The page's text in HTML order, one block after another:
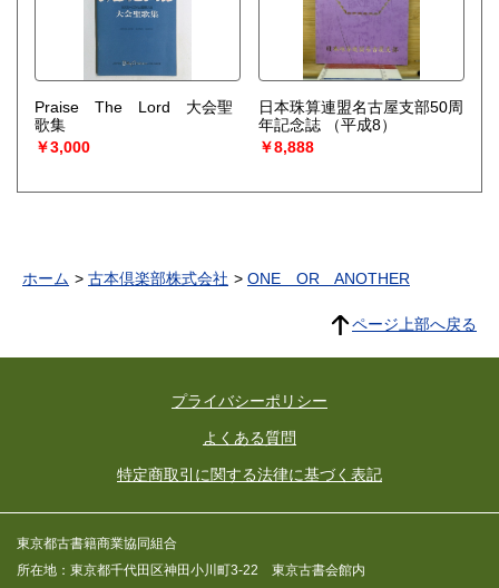
Praise The Lord 大会聖
歌集
￥3,000
日本珠算連盟名古屋支部50周
年記念誌
（平成8）
￥8,888
ホーム 古本倶楽部株式会社 ONE OR ANOTHER
ページ上部へ戻る
プライバシーポリシー
よくある質問
特定商取引に関する法律に基づく表記
東京都古書籍商業協同組合
所在地：東京都千代田区神田小川町3-22 東京古書会館内